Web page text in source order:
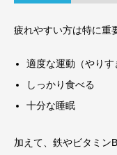
疲れやすい方は特に重
適度な運動（やりす
しっかり食べる
十分な睡眠
加えて、鉄やビタミン